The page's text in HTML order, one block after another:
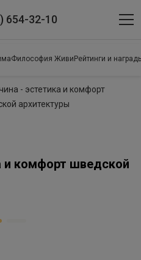
654-32-10
Философия Живи Рейтинги и
- эстетика и комфорт
архитектуры
и комфорт шведской